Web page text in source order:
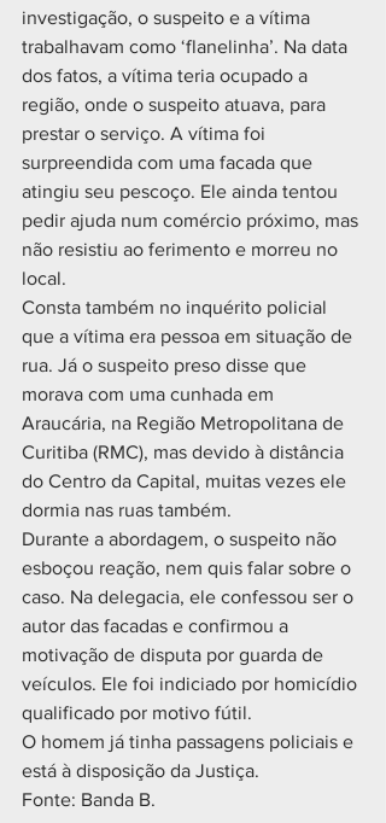
investigação, o suspeito e a vítima
trabalhavam como ‘flanelinha’. Na data
dos fatos, a vítima teria ocupado a
região, onde o suspeito atuava, para
prestar o serviço. A vítima foi
surpreendida com uma facada que
atingiu seu pescoço. Ele ainda tentou
pedir ajuda num comércio próximo, mas
não resistiu ao ferimento e morreu no
local.
Consta também no inquérito policial
que a vítima era pessoa em situação de
rua. Já o suspeito preso disse que
morava com uma cunhada em
Araucária, na Região Metropolitana de
Curitiba (RMC), mas devido à distância
do Centro da Capital, muitas vezes ele
dormia nas ruas também.
Durante a abordagem, o suspeito não
esboçou reação, nem quis falar sobre o
caso. Na delegacia, ele confessou ser o
autor das facadas e confirmou a
motivação de disputa por guarda de
veículos. Ele foi indiciado por homicídio
qualificado por motivo fútil.
O homem já tinha passagens policiais e
está à disposição da Justiça.
Fonte: Banda B.